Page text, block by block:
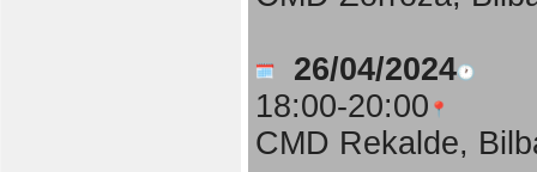
26/04/2024
18:00-20:00
CMD Rekalde,